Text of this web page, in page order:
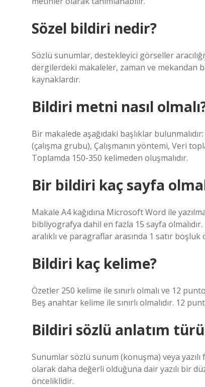
Sözel bildiri nedir?
Sözlü sunumlar, destekleyici görseller
dergilerdeki makaleler, zaman ve mekandan
kaynaklardır.
Bildiri metni nasıl
Bir makalede aşağıdaki başlıklar
(çalışma grubu), Çalışmanın yöntemi, Veri
Toplamda 150-350 kelimeden oluşmalıdır.
Bir bildiri kaç sayfa
Makale A4 kağıdına Microsoft Word ile
bibliyografya dahil en fazla 15 sayfa
aralıklı ve paragraflar arasında 1 satır boşluk
Bildiri kaç kelime?
Özetler 250 kelime ile sınırlı olmalı ve 12
Beş anahtar kelime ile sınırlı olmalıdır. 12
Bildiri sözlü anlatım
Sunumlar sözlü sunum (konuşma) veya
olarak daha değerli olduğuna dair yazılı bir
önceliklidir.